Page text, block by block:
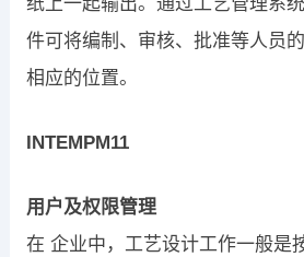
件可将编制、审核、批准等人员
相应的位置。
INTEMPM11
用户及权限管理
在 企业中，工艺设计工作一般是